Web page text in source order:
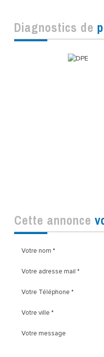
diagnostics de
cette annonce
Votre nom *
Votre adresse mail *
Votre Téléphone *
Votre ville *
Votre message